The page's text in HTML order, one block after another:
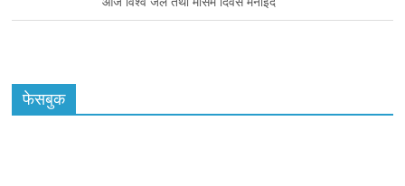
फेसबुक